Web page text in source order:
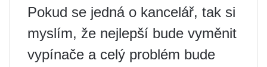
Pokud se jedná o kancelář, tak si
myslím, že nejlepší bude vyměnit
vypínače a celý problém bude